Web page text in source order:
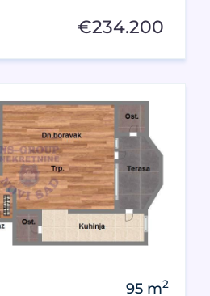
€234.200
95 m2